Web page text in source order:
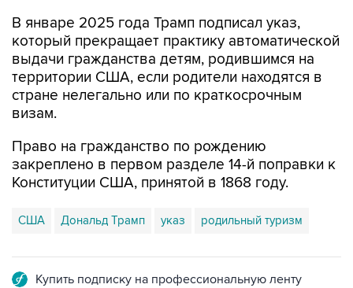
В январе 2025 года Трамп подписал указ,
который прекращает практику автоматической
выдачи гражданства детям, родившимся на
территории США, если родители находятся в
стране нелегально или по краткосрочным
визам.
Право на гражданство по рождению
закреплено в первом разделе 14-й поправки к
Конституции США, принятой в 1868 году.
США Дональд Трамп указ родильный туризм
Купить подписку на профессиональную ленту